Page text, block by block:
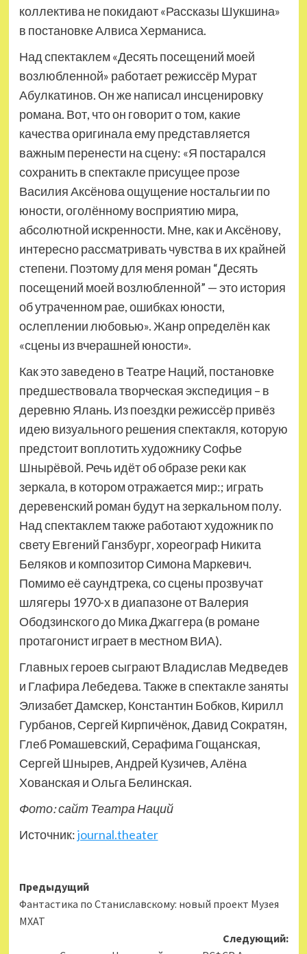
коллектива не покидают «Рассказы Шукшина»
в постановке Алвиса Херманиса.
Над спектаклем «Десять посещений моей
возлюбленной» работает режиссёр Мурат
Абулкатинов. Он же написал инсценировку
романа. Вот, что он говорит о том, какие
качества оригинала ему представляется
важным перенести на сцену: «Я постарался
сохранить в спектакле присущее прозе
Василия Аксёнова ощущение ностальгии по
юности, оголённому восприятию мира,
абсолютной искренности. Мне, как и Аксёнову,
интересно рассматривать чувства в их крайней
степени. Поэтому для меня роман “Десять
посещений моей возлюбленной” — это история
об утраченном рае, ошибках юности,
ослеплении любовью». Жанр определён как
«сцены из вчерашней юности».
Как это заведено в Театре Наций, постановке
предшествовала творческая экспедиция – в
деревню Ялань. Из поездки режиссёр привёз
идею визуального решения спектакля, которую
предстоит воплотить художнику Софье
Шнырёвой. Речь идёт об образе реки как
зеркала, в котором отражается мир:; играть
деревенский роман будут на зеркальном полу.
Над спектаклем также работают художник по
свету Евгений Ганзбург, хореограф Никита
Беляков и композитор Симона Маркевич.
Помимо её саундтрека, со сцены прозвучат
шлягеры 1970-х в диапазоне от Валерия
Ободзинского до Мика Джаггера (в романе
протагонист играет в местном ВИА).
Главных героев сыграют Владислав Медведев
и Глафира Лебедева. Также в спектакле заняты
Элизабет Дамскер, Константин Бобков, Кирилл
Гурбанов, Сергей Кирпичёнок, Давид Сократян,
Глеб Ромашевский, Серафима Гощанская,
Сергей Шнырев, Андрей Кузичев, Алёна
Хованская и Ольга Белинская.
Фото: сайт Театра Наций
Источник:journal.theater
Навигация
записи
Предыдущий
Фантастика по Станиславскому: новый проект Музея
МХАТ
Следующий: